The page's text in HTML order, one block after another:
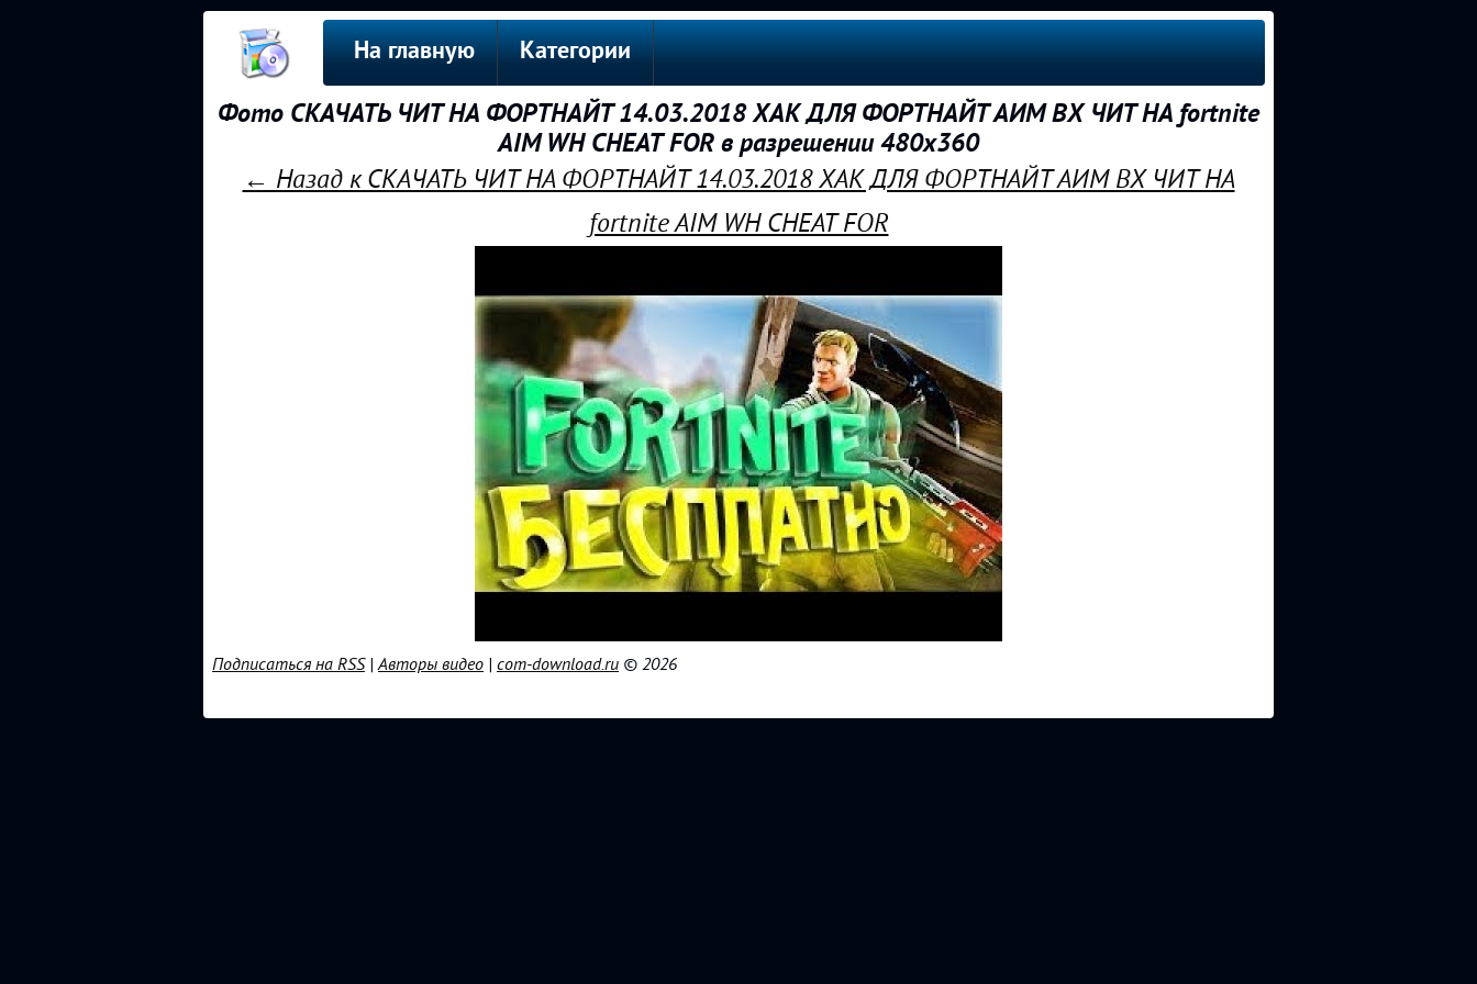
На главную Категории
Фото СКАЧАТЬ ЧИТ НА ФОРТНАЙТ 14.03.2018 ХАК ДЛЯ ФОРТНАЙТ АИМ ВХ ЧИТ НА fortnite
AIM WH CHEAT FOR в разрешении 480x360
← Назад к СКАЧАТЬ ЧИТ НА ФОРТНАЙТ 14.03.2018 ХАК ДЛЯ ФОРТНАЙТ АИМ ВХ ЧИТ НА
fortnite AIM WH CHEAT FOR
Подписаться на RSS|Авторы видео | com-download.ru © 2026